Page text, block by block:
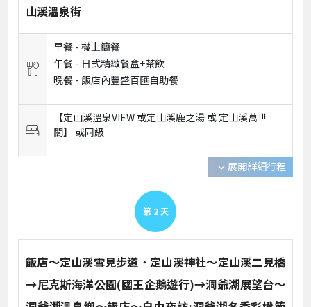
山溪溫泉街
早餐 -機上簡餐
午餐 - 日式精緻餐盒+茶飲
晚餐 -飯店內豐盛百匯自助餐
【定山溪溫泉VIEW 或定山溪鹿之湯 或 定山溪萬世
閣】 或同級
expand_more 展開詳細行程
第 2 天
飯店～定山溪雪見步道．定山溪神社～定山溪二見橋
→尼克斯海洋公園(國王企鵝遊行)→洞爺湖展望台～